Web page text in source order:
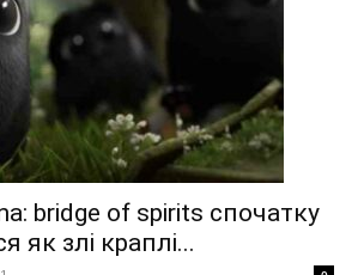
bridge of spirits спочатку
як злі краплі...